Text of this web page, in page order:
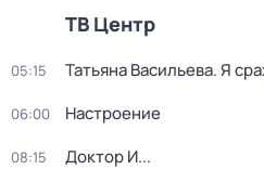
ТВ Центр
05:15 Татьяна Васильева. Я
06:00 Настроение
08:15 Доктор И...